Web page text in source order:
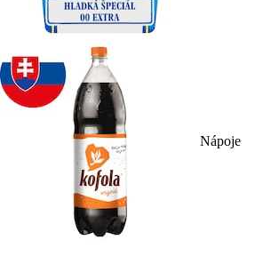
Nápoje